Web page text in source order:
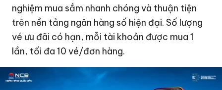
nghiệm mua sắm nhanh chóng và thuận tiện
trên nền tảng ngân hàng số hiện đại. Số lượng
vé ưu đãi có hạn, mỗi tài khoản được mua 1
lần, tối đa 10 vé/đơn hàng.